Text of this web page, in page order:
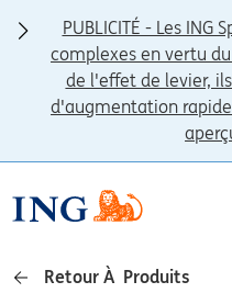
PUBLICITÉ - Les
complexes en vertu
de l'effet de levier,
d'augmentation
Retour À Produits